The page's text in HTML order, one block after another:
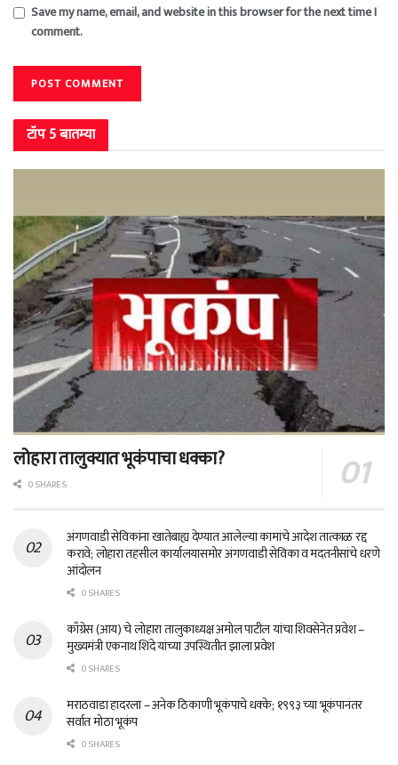
Save my name, email, and website in this browser for the next time I
comment.
टॉप 5 बातम्या
लोहारा तालुक्यात भूकंपाचा धक्का?
0 SHARES
अंगणवाडी सेविकांना खातेबाह्य देण्यात आलेल्या कामांचे आदेश तात्काळ रद्द
करावे; लोहारा तहसील कार्यालयासमोर अंगणवाडी सेविका व मदतनीसांचे धरणे
आंदोलन
0 SHARES
काँग्रेस (आय) चे लोहारा तालुकाध्यक्ष अमोल पाटील यांचा शिवसेनेत प्रवेश –
मुख्यमंत्री एकनाथ शिंदे यांच्या उपस्थितीत झाला प्रवेश
0 SHARES
मराठवाडा हादरला – अनेक ठिकाणी भूकंपाचे धक्के; १९९३ च्या भूकंपानंतर
सर्वात मोठा भूकंप
0 SHARES